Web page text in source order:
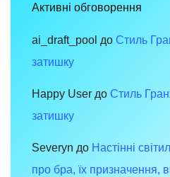
і
вашого
інтер’єру
Активні обговорення
ai_draft_pool до Стиль
затишку
Happy User до Стиль
затишку
Severyn до Настінні
про бра, їх призначення,